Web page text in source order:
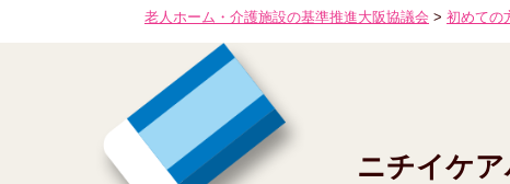
老人ホーム・介護施設の基準推進大阪協議会 > 初めての
ニチイケ